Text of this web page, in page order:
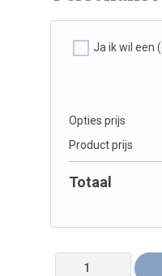
Ja ik wil een
Opties prijs
Product prijs
Totaal